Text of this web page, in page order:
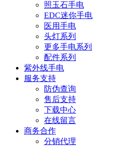
照玉石手电
EDC迷你手电
医用手电
头灯系列
更多手电系列
配件系列
紫外线手电
服务支持
防伪查询
售后支持
下载中心
在线留言
商务合作
分销代理